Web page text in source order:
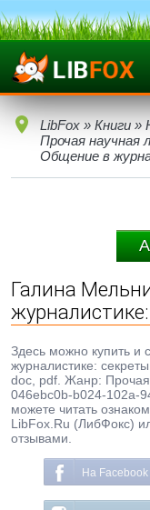
LibFox » Книги »
Прочая научная
Общение в
Галина
Здесь можно купить и
журналистике:
doc, pdf. Жанр: Прочая
046ebc0b-b024-102a-
можете читать
LibFox.Ru (ЛибФокс)
отзывами.
На Facebook